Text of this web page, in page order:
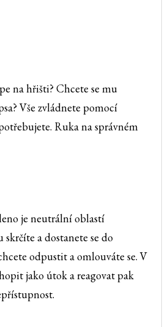
na hřišti? Chcete se mu
Vše zvládnete pomocí
Ruka na správném
je neutrální oblastí
a dostanete se do
odpustit a omlouváte se. V
jako útok a reagovat pak